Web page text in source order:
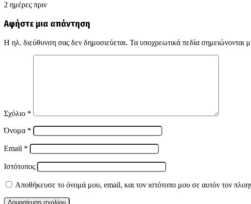
2 ημέρες πριν
Αφήστε μια απάντηση
Η ηλ. διεύθυνση σας δεν δημοσιεύεται. Τα υποχρεωτικά πεδία σημειώνονται
Σχόλιο *
Όνομα *
Email *
Ιστότοπος
Αποθήκευσε το όνομά μου, email, και τον ιστότοπο μου σε αυτόν τον